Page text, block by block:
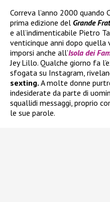
Correva l’anno 2000
prima edizione del Grande
e all’indimenticabile Pietro
venticinque anni dopo
imporsi anche all’Isola dei
Jey Lillo. Qualche giorno fa
sfogata su Instagram,
sexting. A molte donne
indesiderate da parte di
squallidi messaggi, proprio
le sue parole.